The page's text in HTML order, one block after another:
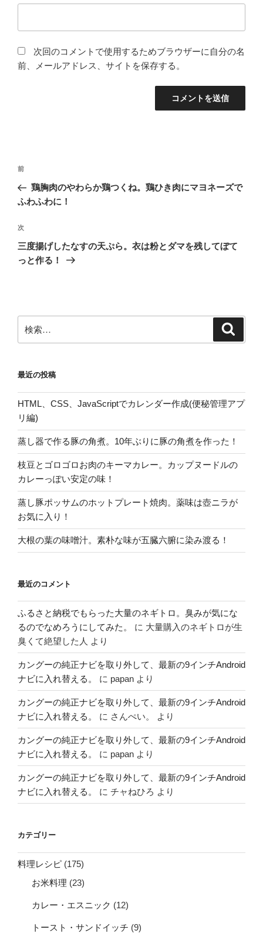
次回のコメントで使用するためブラウザーに自分の名
前、メールアドレス、サイトを保存する。
投
ナ
ゲ
ー
シ
前
の
投
前
鶏胸肉のやわらか鶏つくね。鶏ひき肉にマヨネーズで
ふわふわに！
次
の
次
三度揚げしたなすの天ぷら。衣は粉とダマを残してぼて
っと作る！
索:
最近の投稿
HTML、CSS、JavaScriptでカレンダー作成(便秘管理アプ
リ編)
蒸し器で作る豚の角煮。10年ぶりに豚の角煮を作った！
枝豆とゴロゴロお肉のキーマカレー。カップヌードルの
カレーっぽい安定の味！
蒸し豚ポッサムのホットプレート焼肉。薬味は壺ニラが
お気に入り！
大根の葉の味噌汁。素朴な味が五臓六腑に染み渡る！
最近のコメント
ふるさと納税でもらった大量のネギトロ。臭みが気にな
るのでなめろうにしてみた。
に 大量購入のネギトロが生
臭くて絶望した人 より
カングーの純正ナビを取り外して、最新の9インチAndroid
ナビに入れ替える。
に papan より
カングーの純正ナビを取り外して、最新の9インチAndroid
ナビに入れ替える。
に さんぺい。 より
カングーの純正ナビを取り外して、最新の9インチAndroid
ナビに入れ替える。
に papan より
カングーの純正ナビを取り外して、最新の9インチAndroid
ナビに入れ替える。
に チャねひろ より
カテゴリー
料理レシピ (175)
お米料理 (23)
カレー・エスニック (12)
トースト・サンドイッチ (9)